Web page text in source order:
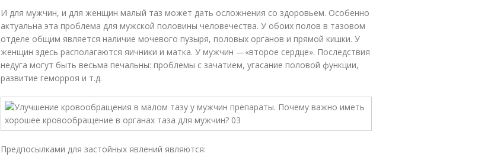
И для мужчин, и для женщин малый таз может дать осложнения со здоровьем. Особенно
актуальна эта проблема для мужской половины человечества. У обоих полов в тазовом
отделе общим является наличие мочевого пузыря, половых органов и прямой кишки. У
женщин здесь располагаются яичники и матка. У мужчин —«второе сердце». Последствия
недуга могут быть весьма печальны: проблемы с зачатием, угасание половой функции,
развитие геморроя и т.д.
Предпосылками для застойных явлений являются: